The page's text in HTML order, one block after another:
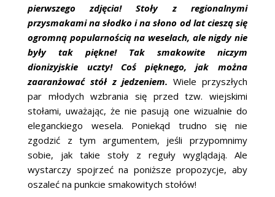
ŚLUBNE STYLE
MAGAZYNY
ARCHIWUM
pierwszego zdjęcia! Stoły z regionalnymi
przysmakami na słodko i na słono od lat cieszą się
ogromną popularnością na weselach, ale nigdy nie
były tak piękne! Tak smakowite niczym
dionizyjskie uczty! Coś pięknego, jak można
zaaranżować stół z jedzeniem. Wiele przyszłych
par młodych wzbrania się przed tzw. wiejskimi
stołami, uważając, że nie pasują one wizualnie do
eleganckiego wesela. Poniekąd trudno się nie
zgodzić z tym argumentem, jeśli przypomnimy
sobie, jak takie stoły z reguły wyglądają. Ale
wystarczy spojrzeć na poniższe propozycje, aby
oszaleć na punkcie smakowitych stołów!